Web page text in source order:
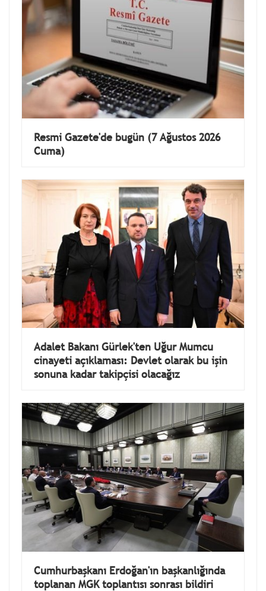
Resmi Gazete'de bugün (7 Ağustos 2026
Cuma)
Adalet Bakanı Gürlek'ten Uğur Mumcu
cinayeti açıklaması: Devlet olarak bu işin
sonuna kadar takipçisi olacağız
Cumhurbaşkanı Erdoğan'ın başkanlığında
toplanan MGK toplantısı sonrası bildiri